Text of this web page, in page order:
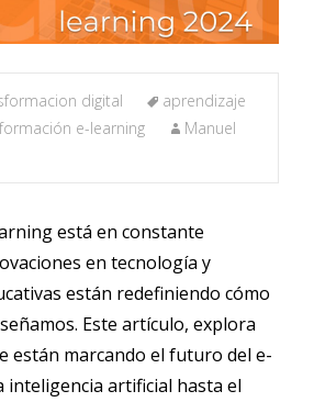
digital
aprendizaje
formación e-learning
Manuel
está en constante
en tecnología y
están redefiniendo cómo
Este artículo, explora
están marcando el futuro del e-
inteligencia artificial hasta el